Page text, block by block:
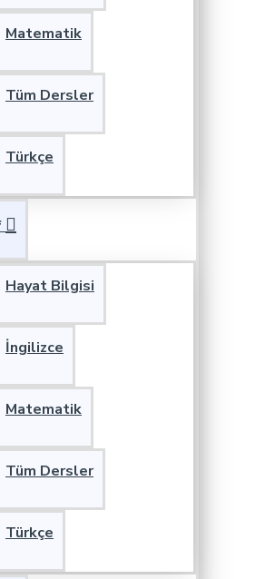
Matematik
Tüm Dersler
Türkçe
Hayat Bilgisi
İngilizce
Matematik
Tüm Dersler
Türkçe